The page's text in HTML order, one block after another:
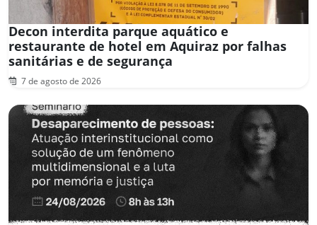
Decon interdita parque aquático e
restaurante de hotel em Aquiraz por falhas
sanitárias e de segurança
7 de agosto de 2026